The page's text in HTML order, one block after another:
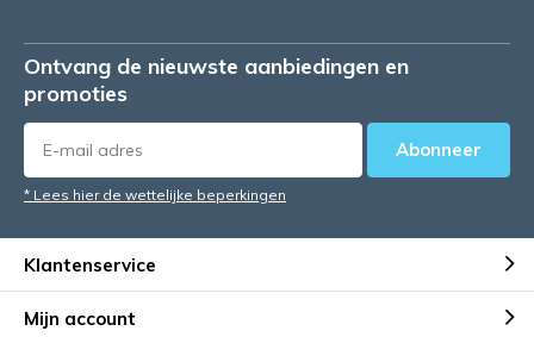
Ontvang de nieuwste aanbiedingen en
promoties
Abonneer
* Lees hier de wettelijke beperkingen
Klantenservice
Mijn account